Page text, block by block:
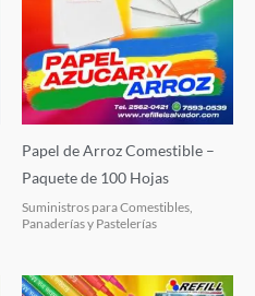
Papel de Arroz Comestible –
Paquete de 100 Hojas
Suministros para Comestibles,
Panaderías y Pastelerías